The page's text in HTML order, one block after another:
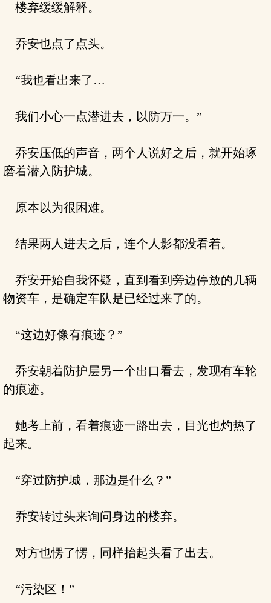
楼弃缓缓解释。
乔安也点了点头。
“我也看出来了…
我们小心一点潜进去，以防万一。”
乔安压低的声音，两个人说好之后，就开始琢
磨着潜入防护城。
原本以为很困难。
结果两人进去之后，连个人影都没看着。
乔安开始自我怀疑，直到看到旁边停放的几辆
物资车，是确定车队是已经过来了的。
“这边好像有痕迹？”
乔安朝着防护层另一个出口看去，发现有车轮
的痕迹。
她考上前，看着痕迹一路出去，目光也灼热了
起来。
“穿过防护城，那边是什么？”
乔安转过头来询问身边的楼弃。
对方也愣了愣，同样抬起头看了出去。
“污染区！”